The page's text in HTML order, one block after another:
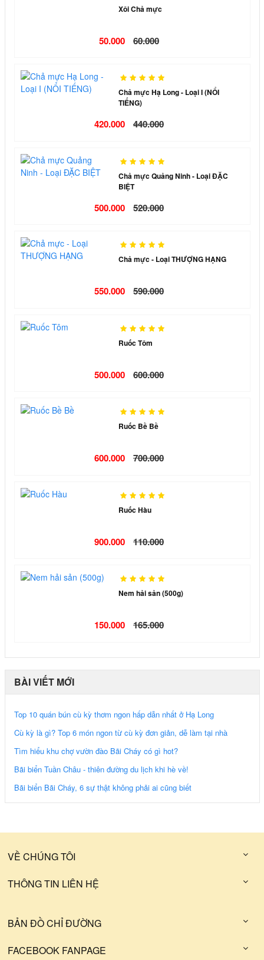
Xôi Chả mực
50.000 60.000
Chả mực Hạ Long - Loại I (NỔI
TIẾNG)
420.000 440.000
Chả mực Quảng Ninh - Loại ĐẶC
BIỆT
500.000 520.000
Chả mực - Loại THƯỢNG HẠNG
550.000 590.000
Ruốc Tôm
500.000 600.000
Ruốc Bề Bề
600.000 700.000
Ruốc Hàu
900.000 110.000
Nem hải sản (500g)
150.000 165.000
BÀI VIẾT MỚI
Top 10 quán bún cù kỳ thơm ngon hấp dẫn nhất ở Hạ Long
Cù kỳ là gì? Top 6 món ngon từ cù kỳ đơn giản, dễ làm tại nhà
Tìm hiểu khu chợ vườn đào Bãi Cháy có gì hot?
Bãi biển Tuần Châu - thiên đường du lịch khi hè về!
Bãi biển Bãi Cháy, 6 sự thật không phải ai cũng biết
VỀ CHÚNG TÔI
THÔNG TIN LIÊN HỆ
BẢN ĐỒ CHỈ ĐƯỜNG
FACEBOOK FANPAGE